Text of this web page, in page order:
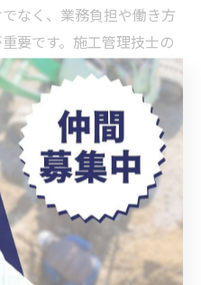
なく、業務負担や働き方
要です。施工管理技士の
あるため、自分のキャリ
らし合わせて、最適な職
施工管理の給料